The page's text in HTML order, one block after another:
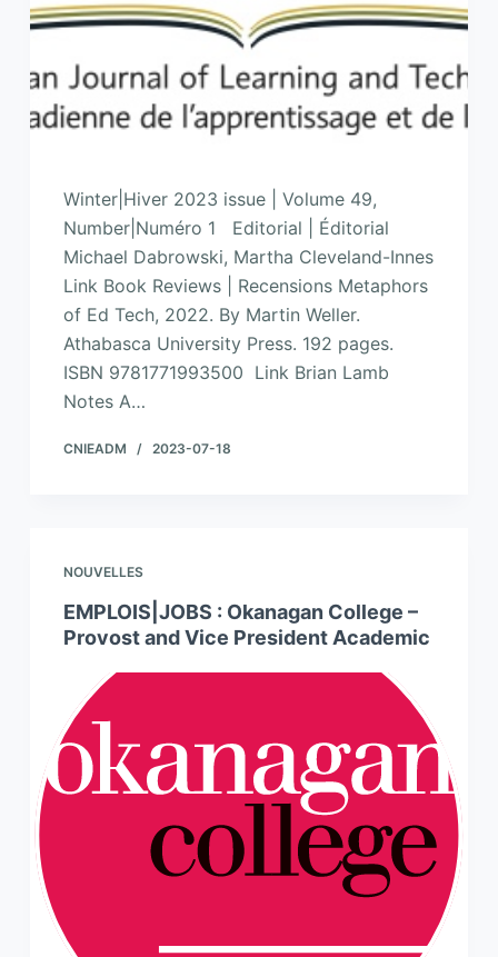
Winter|Hiver 2023 issue | Volume 49,
Number|Numéro 1 Editorial | Éditorial
Michael Dabrowski, Martha Cleveland-Innes
Link Book Reviews | Recensions Metaphors
of Ed Tech, 2022. By Martin Weller.
Athabasca University Press. 192 pages.
ISBN 9781771993500 Link Brian Lamb
Notes A…
CNIEADM 2023-07-18
NOUVELLES
EMPLOIS|JOBS : Okanagan College –
Provost and Vice President Academic